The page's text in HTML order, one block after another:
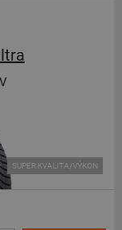
SUPER KVALITA/VÝKON